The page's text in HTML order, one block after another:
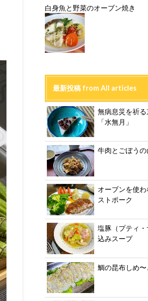
白身魚と野菜のオーブン焼き
最新投稿 from All articles
無病息災を祈
「水無月」
牛肉とごぼう
オーブンを使
ストポーク
塩豚（プティ
込みスープ
鯛の昆布しめ